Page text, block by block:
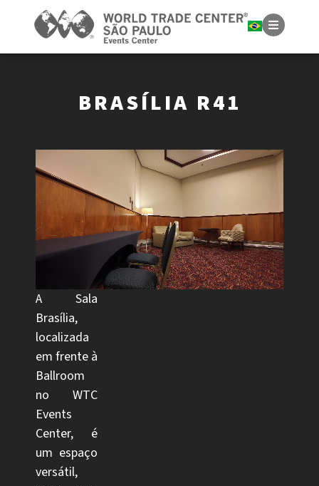
BRASÍLIA R41
A Sala
Brasília,
localizada
em frente à
Ballroom
no WTC
Events
Center, é
um espaço
versátil,